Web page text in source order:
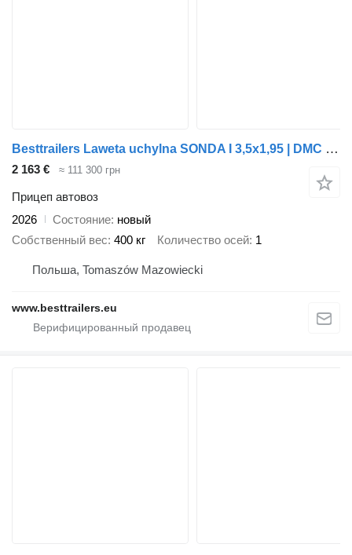
Besttrailers Laweta uchylna SONDA I 3,5x1,95 | DMC 1500 kg | Lekka + Najazdy
2 163 € ≈ 111 300 грн
Прицеп автовоз
2026
Состояние новый
Собственный вес 400 кг Количество осей 1
Польша, Tomaszów Mazowiecki
www.besttrailers.eu